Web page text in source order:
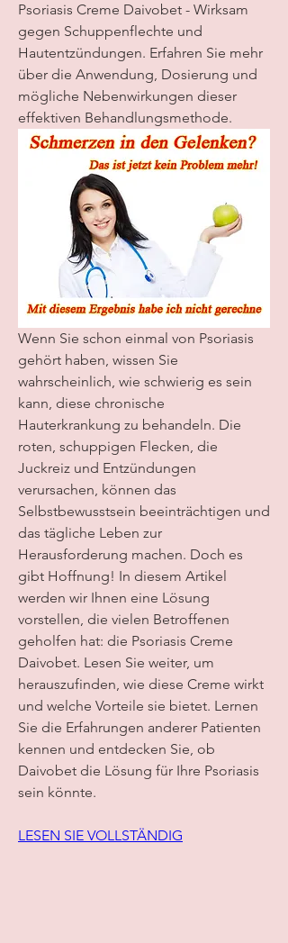
Psoriasis Creme Daivobet - Wirksam
gegen Schuppenflechte und
Hautentzündungen. Erfahren Sie mehr
über die Anwendung, Dosierung und
mögliche Nebenwirkungen dieser
effektiven Behandlungsmethode.
Wenn Sie schon einmal von Psoriasis
gehört haben, wissen Sie
wahrscheinlich, wie schwierig es sein
kann, diese chronische
Hauterkrankung zu behandeln. Die
roten, schuppigen Flecken, die
Juckreiz und Entzündungen
verursachen, können das
Selbstbewusstsein beeinträchtigen und
das tägliche Leben zur
Herausforderung machen. Doch es
gibt Hoffnung! In diesem Artikel
werden wir Ihnen eine Lösung
vorstellen, die vielen Betroffenen
geholfen hat: die Psoriasis Creme
Daivobet. Lesen Sie weiter, um
herauszufinden, wie diese Creme wirkt
und welche Vorteile sie bietet. Lernen
Sie die Erfahrungen anderer Patienten
kennen und entdecken Sie, ob
Daivobet die Lösung für Ihre Psoriasis
sein könnte.
LESEN SIE VOLLSTÄNDIG